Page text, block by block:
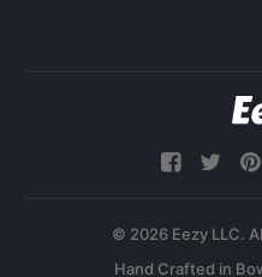
© 2026 Eezy LLC.